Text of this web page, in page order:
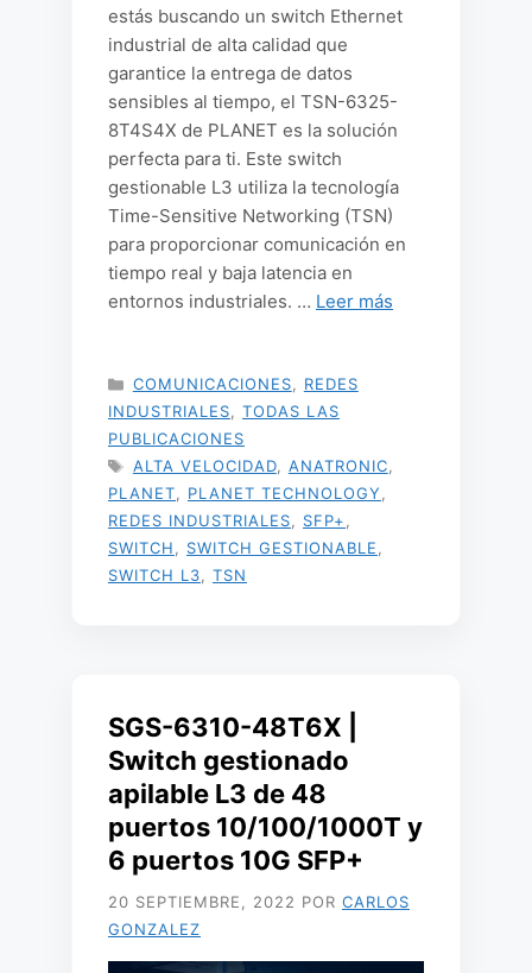
estás buscando un switch Ethernet
industrial de alta calidad que
garantice la entrega de datos
sensibles al tiempo, el TSN-6325-
8T4S4X de PLANET es la solución
perfecta para ti. Este switch
gestionable L3 utiliza la tecnología
Time-Sensitive Networking (TSN)
para proporcionar comunicación en
tiempo real y baja latencia en
entornos industriales. … Leer más
CATEGORÍAS
COMUNICACIONES
REDES
INDUSTRIALES
TODAS LAS
PUBLICACIONES
ETIQUETAS
ALTA VELOCIDAD, ANATRONIC
PLANET
PLANET TECHNOLOGY
REDES INDUSTRIALES
SFP+
SWITCH
SWITCH GESTIONABLE
SWITCH L3
TSN
SGS-6310-48T6X |
Switch gestionado
apilable L3 de 48
puertos 10/100/1000T y
6 puertos 10G SFP+
20 SEPTIEMBRE, 2022 POR CARLOS
GONZALEZ